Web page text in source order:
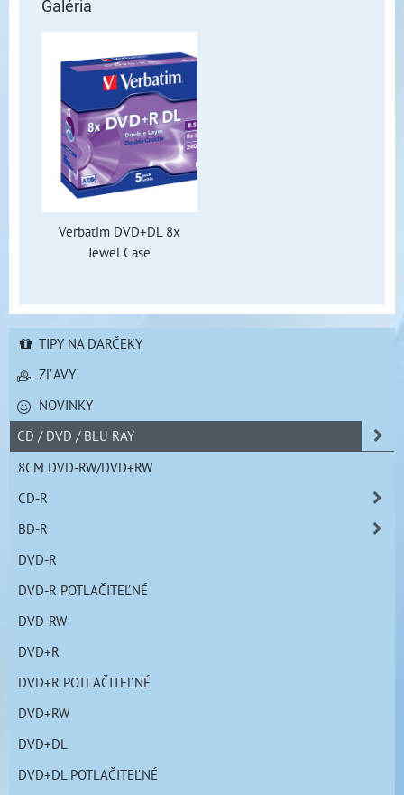
Galéria
Verbatim DVD+DL 8x
Jewel Case
TIPY NA DARČEKY
ZĽAVY
NOVINKY
CD / DVD / BLU RAY
8CM DVD-RW/DVD+RW
CD-R
BD-R
DVD-R
DVD-R POTLAČITEĽNÉ
DVD-RW
DVD+R
DVD+R POTLAČITEĽNÉ
DVD+RW
DVD+DL
DVD+DL POTLAČITEĽNÉ